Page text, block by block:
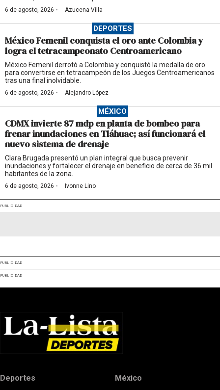
6 de agosto, 2026 · Azucena Villa
DEPORTES
México Femenil conquista el oro ante Colombia y
logra el tetracampeonato Centroamericano
México Femenil derrotó a Colombia y conquistó la medalla de oro
para convertirse en tetracampeón de los Juegos Centroamericanos
tras una final inolvidable.
6 de agosto, 2026 · Alejandro López
MÉXICO
CDMX invierte 87 mdp en planta de bombeo para
frenar inundaciones en Tláhuac; así funcionará el
nuevo sistema de drenaje
Clara Brugada presentó un plan integral que busca prevenir
inundaciones y fortalecer el drenaje en beneficio de cerca de 36 mil
habitantes de la zona.
6 de agosto, 2026 · Ivonne Lino
PUBLICIDAD
PUBLICIDAD
PUBLICIDAD
Deportes México